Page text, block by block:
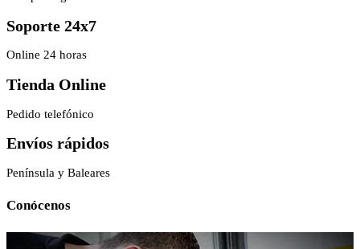
Soporte 24x7
Online 24 horas
Tienda Online
Pedido telefónico
Envíos rápidos
Península y Baleares
Conócenos